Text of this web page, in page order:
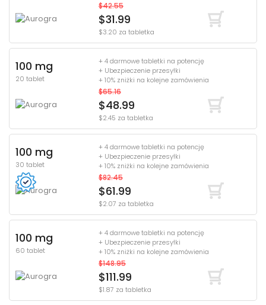
$42.55
$31.99
$3.20 za tabletka
100 mg
20 tablet
+ 4 darmowe tabletki na potencję
+ Ubezpieczenie przesyłki
+ 10% zniżki na kolejne zamówienia
$65.16
$48.99
$2.45 za tabletka
100 mg
30 tablet
+ 4 darmowe tabletki na potencję
+ Ubezpieczenie przesyłki
+ 10% zniżki na kolejne zamówienia
$82.45
$61.99
$2.07 za tabletka
100 mg
60 tablet
+ 4 darmowe tabletki na potencję
+ Ubezpieczenie przesyłki
+ 10% zniżki na kolejne zamówienia
$148.95
$111.99
$1.87 za tabletka